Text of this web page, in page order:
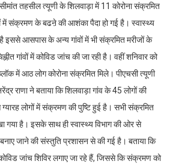
तहसील त्यूणी के शिलवाड़ा में 11 कोरोना संक्रमित
में संक्रमण के बढऩे की आशंका पैदा हो गई है। स्वास्थ्य
है इससे आसपास के अन्य गांवों में भी संक्रमित मरीजों के
गांवों में कोविड जांच की जा रही है। वहीं शनिवार को
में आठ लोग कोरोना संक्रमित मिले। पीएचसी त्यूणी
राणा ने बताया कि शिलवाड़ा गांव के 45 लोगों की
लोगों में संक्रमण की पुष्टि हुई है। सभी संक्रमित
गया है। इसके साथ ही स्वास्थ्य विभाग की ओर से
जाने की संस्तुति प्रशासन से की गई है। बताया कि
जांच शिविर लगाए जा रहे हैं, जिससे कि संक्रमण को